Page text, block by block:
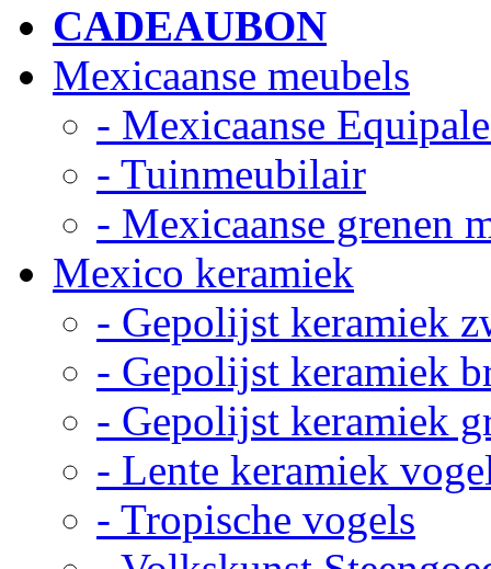
CADEAUBON
Mexicaanse meubels
- Mexicaanse
- Tuinmeubilair
- Mexicaanse grenen
Mexico keramiek
- Gepolijst keramiek
- Gepolijst keramiek
- Gepolijst keramiek
- Lente keramiek
- Tropische vogels